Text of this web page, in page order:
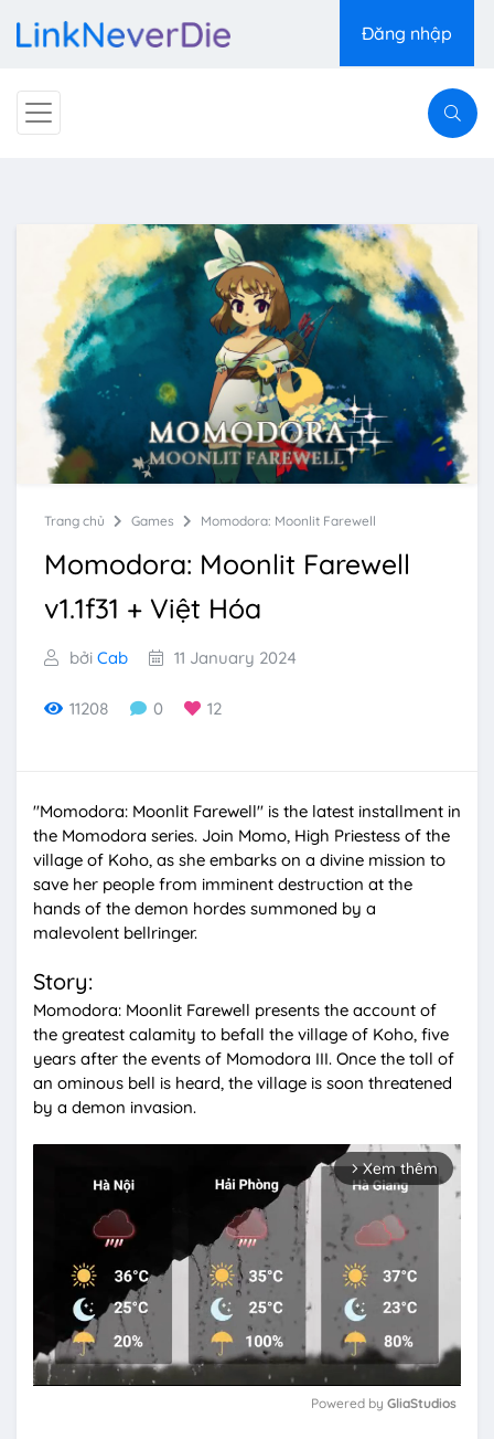
Đăng nhập
Trang chủ Games Momodora: Moonlit Farewell
Momodora: Moonlit Farewell
v1.1f31 + Việt Hóa
bởi Cab 11 January 2024
11208 0 12
"Momodora: Moonlit Farewell" is the latest installment in
the Momodora series. Join Momo, High Priestess of the
village of Koho, as she embarks on a divine mission to
save her people from imminent destruction at the
hands of the demon hordes summoned by a
malevolent bellringer.
Story:
Momodora: Moonlit Farewell presents the account of
the greatest calamity to befall the village of Koho, five
years after the events of Momodora III. Once the toll of
an ominous bell is heard, the village is soon threatened
by a demon invasion.
arrow_forward_ios Xem thêm
Powered by GliaStudios